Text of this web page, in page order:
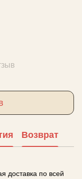
Возврат
доставка по всей